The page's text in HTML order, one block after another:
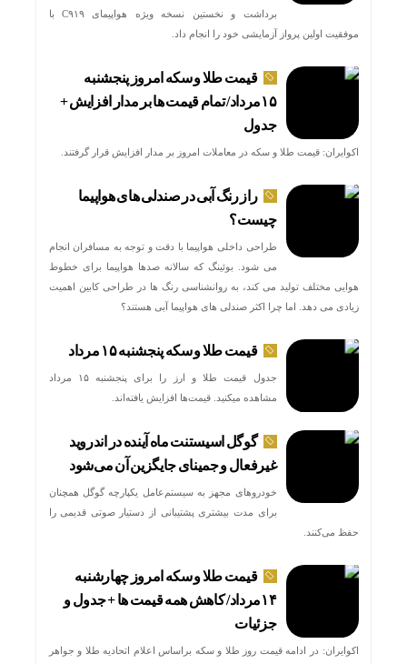
برداشت و نخستین نسخه ویژه هواپیمای C۹۱۹ با
موفقیت اولین پرواز آزمایشی خود را انجام داد.
قیمت طلا و سکه امروز پنجشنبه
۱۵مرداد/ تمام قیمت ها بر مدار افزایش +
جدول
اکوایران: قیمت طلا و سکه در معاملات امروز بر مدار افزایش قرار گرفتند.
راز رنگ آبی در صندلی های هواپیما
چیست؟
طراحی داخلی هواپیما با دقت و توجه به مسافران انجام
می شود. بوئینگ که سالانه صدها هواپیما برای خطوط
هوایی مختلف تولید می کند، به روانشناسی رنگ ها در طراحی کابین اهمیت
زیادی می دهد. اما چرا اکثر صندلی های هواپیما آبی هستند؟
قیمت طلا و سکه پنجشنبه ۱۵ مرداد
جدول قیمت طلا و ارز را برای پنجشنبه ۱۵ مرداد
مشاهده میکنید. قیمت‌ها افزایش یافته‌اند.
گوگل اسیستنت ماه آینده در اندروید
غیرفعال و جمینای جایگزین آن می‌شود
خودروهای مجهز به سیستم‌عامل یکپارچه گوگل همچنان
برای مدت بیشتری پشتیبانی از دستیار صوتی قدیمی را
حفظ می‌کنند.
قیمت طلا و سکه امروز چهارشنبه
۱۴مرداد/ کاهش همه قیمت ها + جدول و
جزئیات
اکوایران: در ادامه قیمت روز طلا و سکه براساس اعلام اتحادیه طلا و جواهر